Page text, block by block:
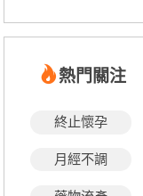
熱門關注
終止懷孕
月經不調